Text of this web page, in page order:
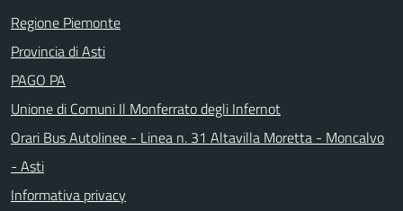
Regione Piemonte
Provincia di Asti
PAGO PA
Unione di Comuni Il Monferrato degli Infernot
Orari Bus Autolinee - Linea n. 31 Altavilla Moretta - Moncalvo
- Asti
Informativa privacy